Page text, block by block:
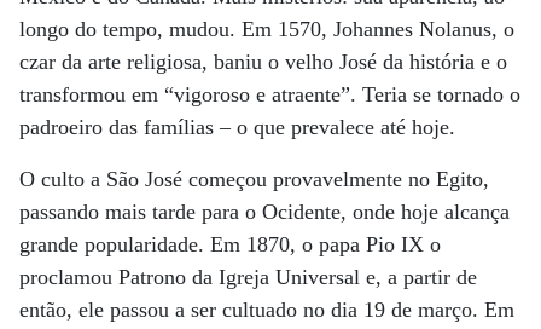
longo do tempo, mudou. Em 1570, Johannes Nolanus, o
czar da arte religiosa, baniu o velho José da história e o
transformou em “vigoroso e atraente”. Teria se tornado o
padroeiro das famílias – o que prevalece até hoje.
O culto a São José começou provavelmente no Egito,
passando mais tarde para o Ocidente, onde hoje alcança
grande popularidade. Em 1870, o papa Pio IX o
proclamou Patrono da Igreja Universal e, a partir de
então, ele passou a ser cultuado no dia 19 de março. Em